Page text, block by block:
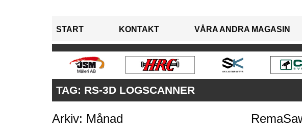
START KONTAKT VÅRA ANDRA MAGASIN
TAG: RS-3D LOGSCANNER
Arkiv: Månad